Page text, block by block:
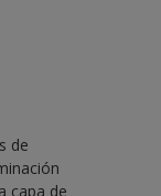
de
capa de